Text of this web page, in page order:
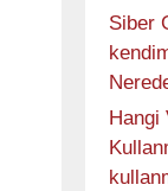
Siber
Hangi